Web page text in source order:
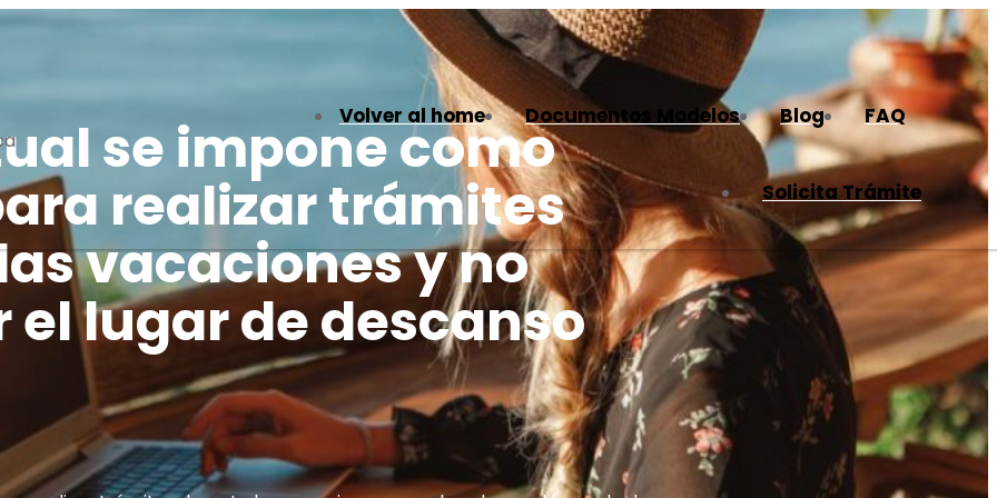
Volver al home Documentos Modelos Blog FAQ
Solicita Trámite
se impone como
realizar trámites
vacaciones y no
lugar de descanso